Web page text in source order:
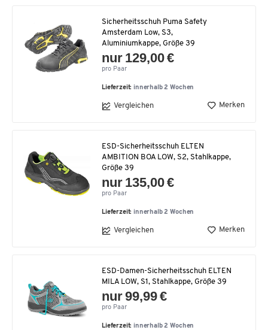
Sicherheitsschuh Puma Safety
Amsterdam Low, S3,
Aluminiumkappe, Größe 39
nur 129,00 €
pro Paar
Lieferzeit: innerhalb 2 Wochen
Vergleichen Merken
ESD-Sicherheitsschuh ELTEN
AMBITION BOA LOW, S2, Stahlkappe,
Größe 39
nur 135,00 €
pro Paar
Lieferzeit: innerhalb 2 Wochen
Vergleichen Merken
ESD-Damen-Sicherheitsschuh ELTEN
MILA LOW, S1, Stahlkappe, Größe 39
nur 99,99 €
pro Paar
Lieferzeit: innerhalb 2 Wochen